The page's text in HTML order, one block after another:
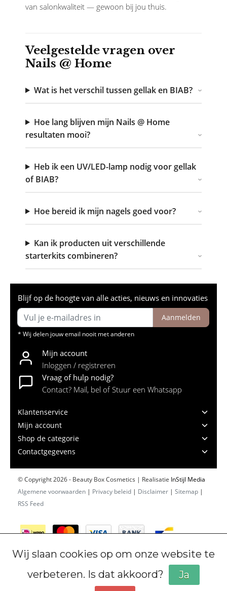
van salonkwaliteit — gewoon bij jou thuis.
Veelgestelde vragen over
Nails @ Home
Wat is het verschil tussen gellak en BIAB?
Hoe lang blijven mijn Nails @ Home
resultaten mooi?
Heb ik een UV/LED-lamp nodig voor gellak
of BIAB?
Hoe bereid ik mijn nagels goed voor?
Kan ik producten uit verschillende
starterkits combineren?
Blijf op de hoogte van alle acties, nieuws en innovaties
Aanmelden
* Wij delen jouw email nooit met anderen
Mijn account
Inloggen / registreren
Vraag of hulp nodig?
Contact? Mail, bel of Stuur een Whatsapp
Klantenservice
Mijn account
Shop de categorie
Contactgegevens
© Copyright 2026 - Beauty Box Cosmetics | Realisatie InStijl Media
Algemene voorwaarden | Privacy beleid | Disclaimer | Sitemap |
RSS Feed
Wij slaan cookies op om onze website te
verbeteren. Is dat akkoord?
Ja